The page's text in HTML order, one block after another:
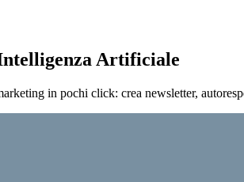
Artificiale
in pochi click: crea newsletter,